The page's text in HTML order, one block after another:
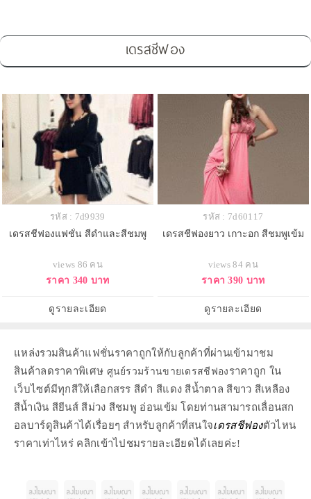
เดรสชีฟอง
รหัส : 7d9939
เดรสชีฟองแฟชั่น สีดำและสีชมพู
views 86 คน
ราคา 340 บาท
ดูรายละเอียด
รหัส : 7d60117
เดรสชีฟองยาว เกาะอก สีชมพูเข้ม
views 84 คน
ราคา 390 บาท
ดูรายละเอียด
แหล่งรวมสินค้าแฟชั่นราคาถูกให้กับลูกค้าที่ผ่านเข้ามาชม
สินค้าลดราคาพิเศษ ศูนย์รวมร้านขายเดรสชีฟอง ราคาถูก ใน
เว็บไซต์มีทุกสีให้เลือกสรร สีดำ สีแดง สีน้ำตาล สีขาว สีเหลือง
สีน้ำเงิน สียีนส์ สีม่วง สีชมพู อ่อนเข้ม โดยท่านสามารถเลื่อนสก
อลบาร์ดูสินค้าได้เรื่อยๆ สำหรับลูกค้าที่สนใจเดรสชีฟองตัวไหน
ราคาเท่าไหร่ คลิกเข้าไปชมรายละเอียดได้เลยค่ะ!